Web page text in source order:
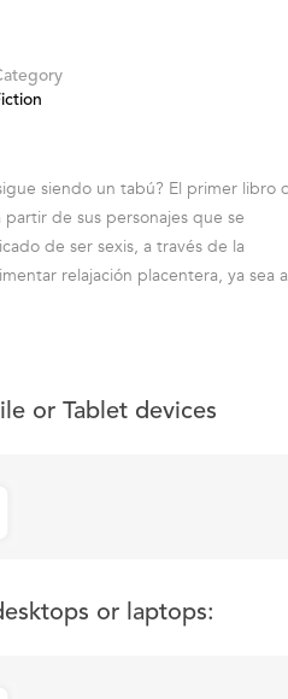
siendo un tabú? El primer libro
de sus personajes que se
de ser sexis, a través de la
relajación placentera, ya sea a
or Tablet devices
or laptops: